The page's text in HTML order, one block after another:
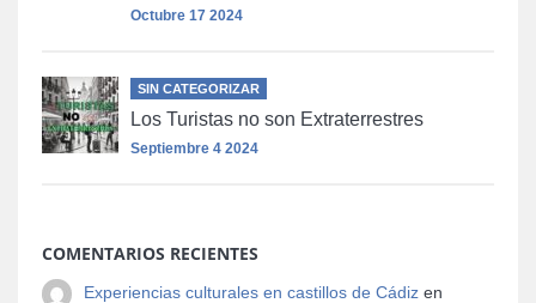
Octubre 17 2024
SIN CATEGORIZAR
Los Turistas no son Extraterrestres
Septiembre 4 2024
COMENTARIOS RECIENTES
Experiencias culturales en castillos de Cádiz en